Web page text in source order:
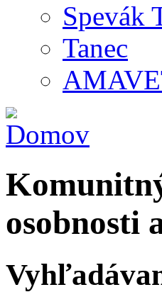
Spevák
Tanec
osobnosti